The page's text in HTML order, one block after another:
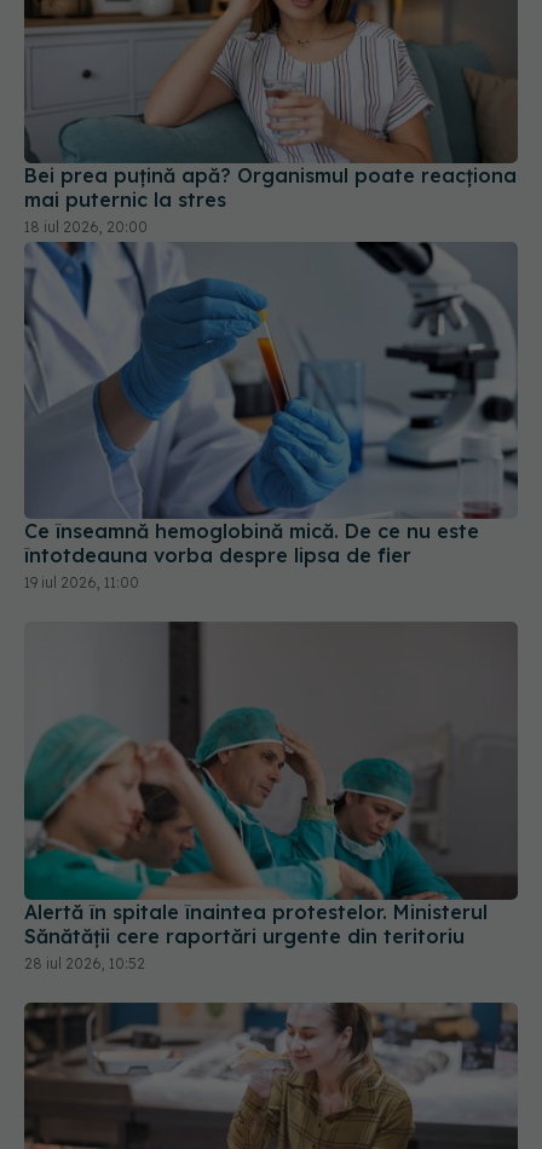
Bei prea puțină apă? Organismul poate reacționa
mai puternic la stres
18 iul 2026, 20:00
Ce înseamnă hemoglobină mică. De ce nu este
întotdeauna vorba despre lipsa de fier
19 iul 2026, 11:00
Alertă în spitale înaintea protestelor. Ministerul
Sănătății cere raportări urgente din teritoriu
28 iul 2026, 10:52